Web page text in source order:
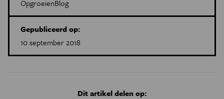
OpgroeienBlog
Gepubliceerd op:
10 september 2018
Dit artikel delen op: